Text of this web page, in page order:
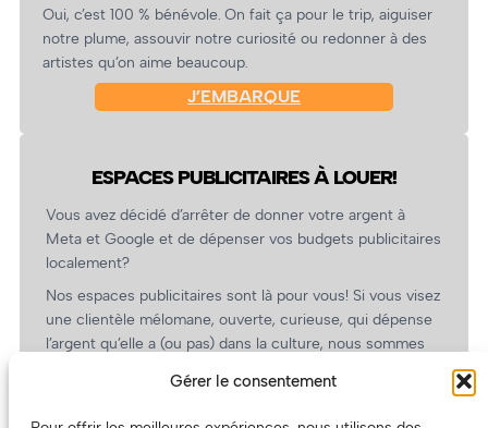
Gérer le consentement
Oui, c’est 100 % bénévole. On fait ça pour le trip, aiguiser
notre plume, assouvir notre curiosité ou redonner à des
artistes qu’on aime beaucoup.
J’EMBARQUE
ESPACES PUBLICITAIRES À LOUER!
Vous avez décidé d’arrêter de donner votre argent à
Meta et Google et de dépenser vos budgets publicitaires
localement?
Nos espaces publicitaires sont là pour vous! Si vous visez
une clientèle mélomane, ouverte, curieuse, qui dépense
l’argent qu’elle a (ou pas) dans la culture, nous sommes
revient.